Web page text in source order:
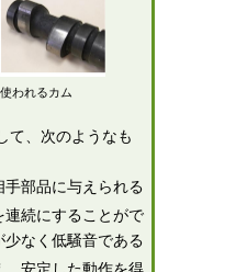
われるカム
て、次のようなも
部品に与えられる
連続にすることがで
少なく低騒音である